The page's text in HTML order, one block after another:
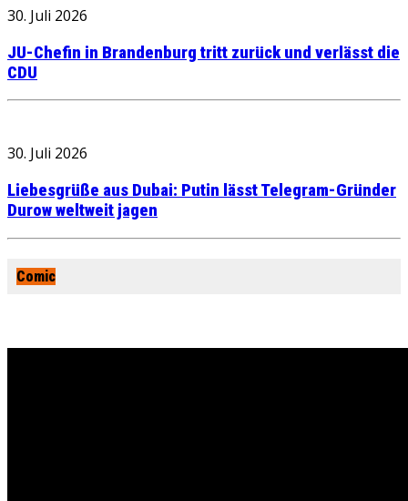
30. Juli 2026
JU-Chefin in Brandenburg tritt zurück und verlässt die
CDU
30. Juli 2026
Liebesgrüße aus Dubai: Putin lässt Telegram-Gründer
Durow weltweit jagen
Comic